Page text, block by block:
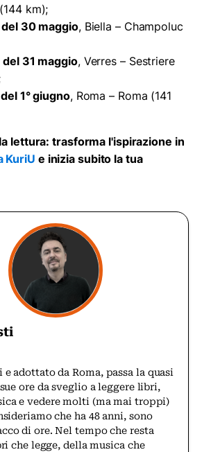
km);
del 30 maggio, Biella – Champoluc
31 maggio, Verres – Sestriere
1° giugno, Roma – Roma (141
lettura: trasforma l'ispirazione in
KuriU e inizia subito la tua
adottato da Roma, passa la quasi
ore da sveglio a leggere libri,
e vedere molti (ma mai troppi)
che ha 48 anni, sono
di ore. Nel tempo che resta
che legge, della musica che